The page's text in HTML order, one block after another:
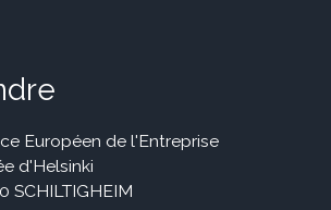
Européen de l'Entreprise
d'Helsinki
SCHILTIGHEIM